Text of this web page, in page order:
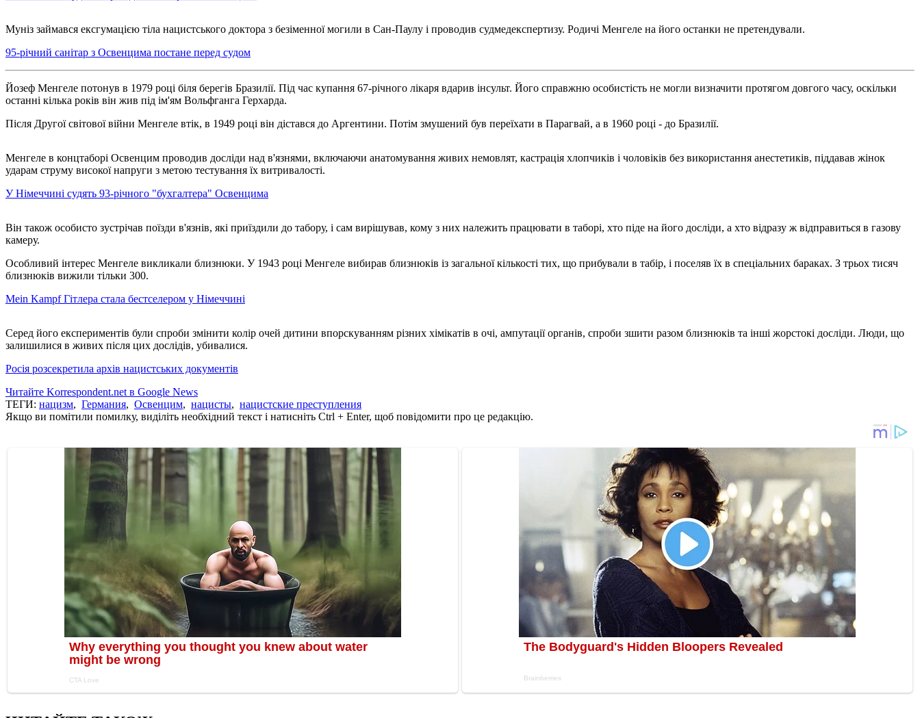
Муніз займався ексгумацією тіла нацистського доктора з безіменної могили в Сан-Паулу і проводив судмедекспертизу. Родичі Менгеле на його останки не претендували.
95-річний санітар з Освенцима постане перед судом
Йозеф Менгеле потонув в 1979 році біля берегів Бразилії. Під час купання 67-річного лікаря вдарив інсульт. Його справжню особистість не могли визначити протягом довгого часу, оскільки
останні кілька років він жив під ім'ям Вольфганга Герхарда.
Після Другої світової війни Менгеле втік, в 1949 році він дістався до Аргентини. Потім змушений був переїхати в Парагвай, а в 1960 році - до Бразилії.
Менгеле в концтаборі Освенцим проводив досліди над в'язнями, включаючи анатомування живих немовлят, кастрація хлопчиків і чоловіків без використання анестетиків, піддавав жінок
ударам струму високої напруги з метою тестування їх витривалості.
У Німеччині судять 93-річного "бухгалтера" Освенцима
Він також особисто зустрічав поїзди в'язнів, які приїздили до табору, і сам вирішував, кому з них належить працювати в таборі, хто піде на його досліди, а хто відразу ж відправиться в газову
камеру.
Особливий інтерес Менгеле викликали близнюки. У 1943 році Менгеле вибирав близнюків із загальної кількості тих, що прибували в табір, і поселяв їх в спеціальних бараках. З трьох тисяч
близнюків вижили тільки 300.
Mein Kampf Гітлера стала бестселером у Німеччині
Серед його експериментів були спроби змінити колір очей дитини впорскуванням різних хімікатів в очі, ампутації органів, спроби зшити разом близнюків та інші жорстокі досліди. Люди, що
залишилися в живих після цих дослідів, убивалися.
Росія розсекретила архів нацистських документів
Читайте Korrespondent.net в Google News
ТЕГИ: нацизм, Германия, Освенцим, нацисты, нацистские преступления
Якщо ви помітили помилку, виділіть необхідний текст і натисніть Ctrl + Enter, щоб повідомити про це редакцію.